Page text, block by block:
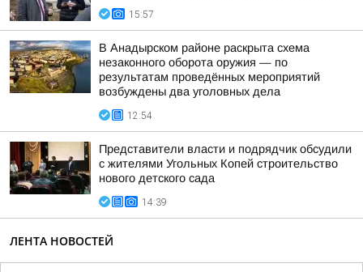
15:57
В Анадырском районе раскрыта схема
незаконного оборота оружия — по
результатам проведённых мероприятий
возбуждены два уголовных дела
12:54
Представители власти и подрядчик обсудили
с жителями Угольных Копей строительство
нового детского сада
14:39
ЛЕНТА НОВОСТЕЙ